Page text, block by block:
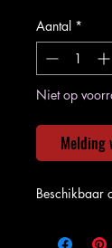
Aantal *
Niet op
Melding
Beschikbaar